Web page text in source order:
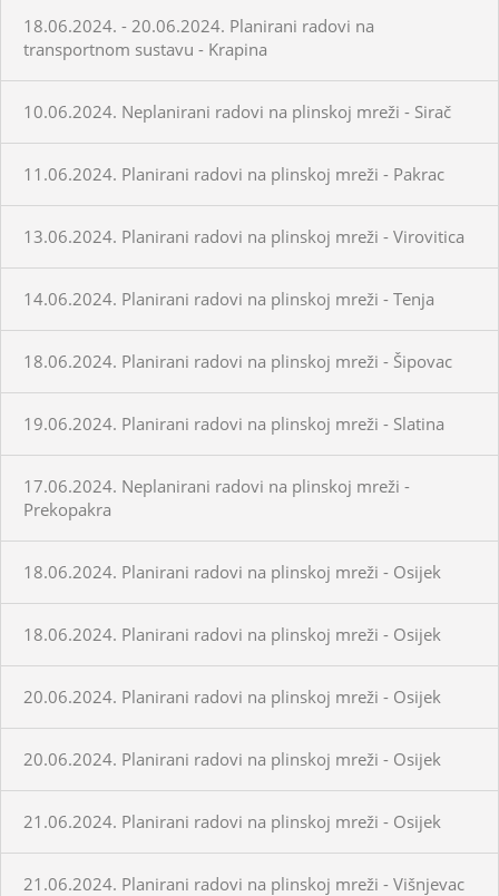
18.06.2024. - 20.06.2024. Planirani radovi na
transportnom sustavu - Krapina
10.06.2024. Neplanirani radovi na plinskoj mreži - Sirač
11.06.2024. Planirani radovi na plinskoj mreži - Pakrac
13.06.2024. Planirani radovi na plinskoj mreži - Virovitica
14.06.2024. Planirani radovi na plinskoj mreži - Tenja
18.06.2024. Planirani radovi na plinskoj mreži - Šipovac
19.06.2024. Planirani radovi na plinskoj mreži - Slatina
17.06.2024. Neplanirani radovi na plinskoj mreži -
Prekopakra
18.06.2024. Planirani radovi na plinskoj mreži - Osijek
18.06.2024. Planirani radovi na plinskoj mreži - Osijek
20.06.2024. Planirani radovi na plinskoj mreži - Osijek
20.06.2024. Planirani radovi na plinskoj mreži - Osijek
21.06.2024. Planirani radovi na plinskoj mreži - Osijek
21.06.2024. Planirani radovi na plinskoj mreži - Višnjevac